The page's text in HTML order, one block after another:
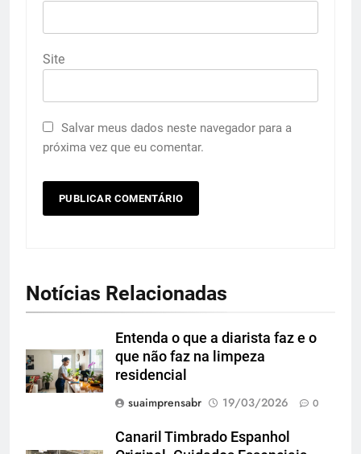
Site
Salvar meus dados neste navegador para a
próxima vez que eu comentar.
Notícias Relacionadas
Entenda o que a diarista faz e o
que não faz na limpeza
residencial
suaimprensabr
19/03/2026 0
Canaril Timbrado Espanhol